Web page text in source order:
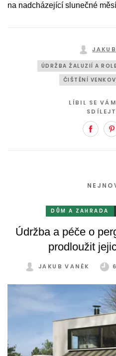
na nadcházející slunečné
ÚDRŽBA ŽALUZIÍ A
ČIŠTĚNÍ
LÍBIL SE
DŮM A ZAHRADA
Údržba a péče o
prodloužit
JAKUB VANĚK 6